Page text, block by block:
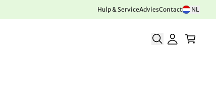
Hulp & ServiceAdviesContact NL